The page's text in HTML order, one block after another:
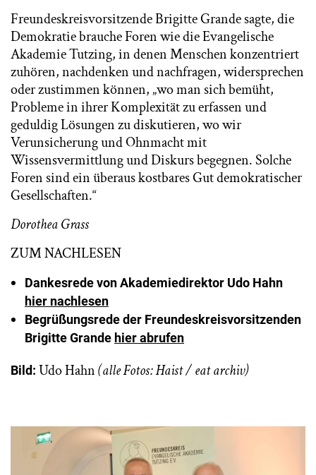
Freundeskreisvorsitzende Brigitte Grande sagte, die
Demokratie brauche Foren wie die Evangelische
Akademie Tutzing, in denen Menschen konzentriert
zuhören, nachdenken und nachfragen, widersprechen
oder zustimmen können, „wo man sich bemüht,
Probleme in ihrer Komplexität zu erfassen und
geduldig Lösungen zu diskutieren, wo wir
Verunsicherung und Ohnmacht mit
Wissensvermittlung und Diskurs begegnen. Solche
Foren sind ein überaus kostbares Gut demokratischer
Gesellschaften.“
Dorothea Grass
ZUM NACHLESEN
Dankesrede von Akademiedirektor Udo Hahn
hier nachlesen
Begrüßungsrede der Freundeskreisvorsitzenden
Brigitte Grande hier abrufen
Bild: Udo Hahn(alle Fotos: Haist / eat archiv)